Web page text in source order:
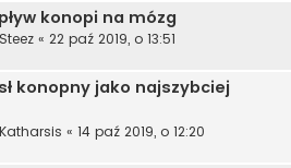
konopi na mózg
Steez « 22 paź 2019, o 13:51
konopny jako najszybciej
Katharsis « 14 paź 2019, o 12:20